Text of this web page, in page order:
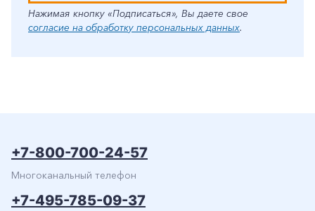
Нажимая кнопку «Подписаться», Вы даете свое
согласие на обработку персональных данных.
+7-800-700-24-57
Многоканальный телефон
+7-495-785-09-37